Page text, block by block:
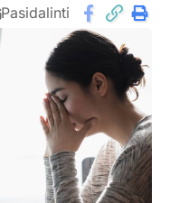
Pasidalinti